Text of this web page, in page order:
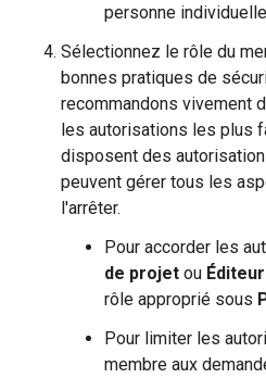
personne
Sélectionnez le rôle du
bonnes pratiques de
recommandons vivement
les autorisations les plus
disposent des
peuvent gérer tous les
l'arrêter.
Pour accorder les
de projet ou
rôle approprié sous
Pour limiter les
membre aux